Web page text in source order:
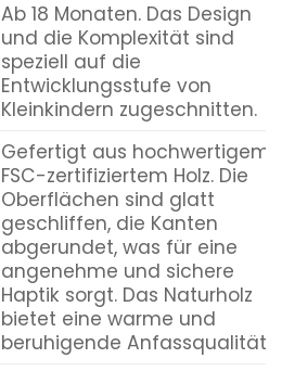
Ab 18 Monaten. Das Design
und die Komplexität sind
speziell auf die
Entwicklungsstufe von
Kleinkindern zugeschnitten.
Gefertigt aus hochwertigem,
FSC-zertifiziertem Holz. Die
Oberflächen sind glatt
geschliffen, die Kanten
abgerundet, was für eine
angenehme und sichere
Haptik sorgt. Das Naturholz
bietet eine warme und
beruhigende Anfassqualität.